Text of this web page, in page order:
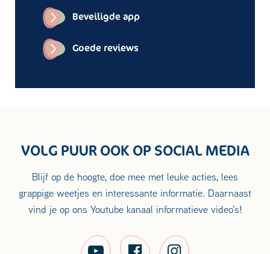
Beveiligde app
Goede reviews
VOLG PUUR OOK OP SOCIAL MEDIA
Blijf op de hoogte, doe mee met leuke acties, lees
grappige weetjes en interessante informatie. Daarnaast
vind je op ons Youtube kanaal informatieve video's!